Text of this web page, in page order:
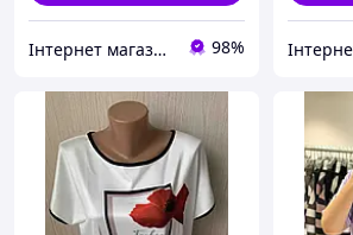
Інтернет магазин Beatrissa-shop 98%